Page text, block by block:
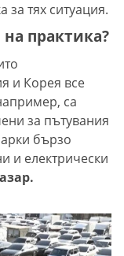
за тях ситуация.
практика?
и Корея все
са
за пътувания
бързо
и електрически